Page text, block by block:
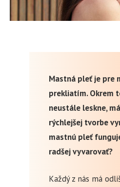
Mastná pleť je pre
prekliatím. Okrem
neustále leskne,
rýchlejšej tvorbe
mastnú pleť
radšej vyvarovať?
Každý z nás má